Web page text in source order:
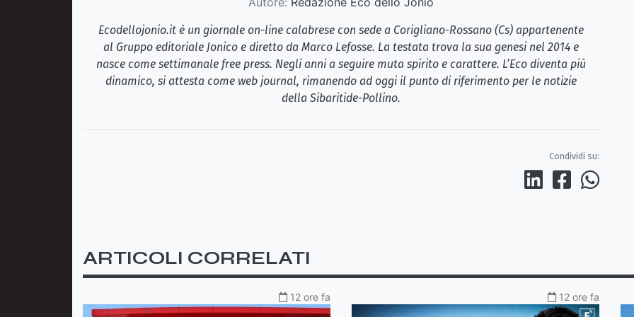
Ecodellojonio.it è un giornale on-line calabrese con sede a Corigliano-Rossano (Cs) appartenente
al Gruppo editoriale Jonico e diretto da Marco Lefosse. La testata trova la sua genesi nel 2014 e
nasce come settimanale free press. Negli anni a seguire muta spirito e carattere. L’Eco diventa più
dinamico, si attesta come web journal, rimanendo ad oggi il punto di riferimento per le notizie
della Sibaritide-Pollino.
Condividi su:
ARTICOLI CORRELATI
12 ore fa 12 ore fa